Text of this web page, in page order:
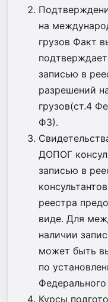
на
грузов Факт
записью в
разрешений
грузов(ст.4
ФЗ).
ДОПОГ
записью в
реестра
виде. Для
наличии
может быть
по
Курсы